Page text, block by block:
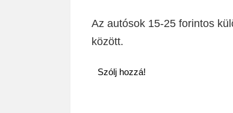
Az autósok 15-25 forintos
között.
Szólj hozzá!